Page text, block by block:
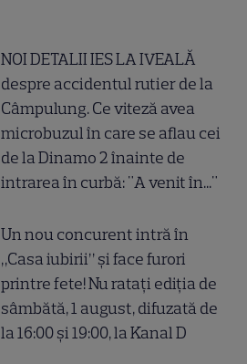
NOI DETALII IES LA IVEALĂ
despre accidentul rutier de la
Câmpulung. Ce viteză avea
microbuzul în care se aflau cei
de la Dinamo 2 înainte de
intrarea în curbă: "A venit în..."
Un nou concurent intră în
„Casa iubirii” și face furori
printre fete! Nu ratați ediția de
sâmbătă, 1 august, difuzată de
la 16:00 și 19:00, la Kanal D